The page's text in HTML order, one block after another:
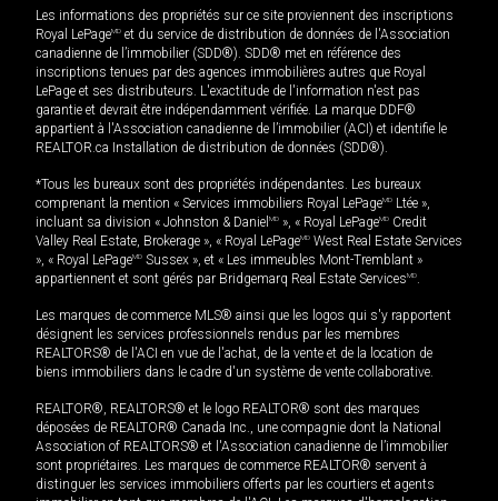
Les informations des propriétés sur ce site proviennent des inscriptions
Royal LePageMD et du service de distribution de données de l'Association
canadienne de l’immobilier (SDD®). SDD® met en référence des
inscriptions tenues par des agences immobilières autres que Royal
LePage et ses distributeurs. L'exactitude de l'information n'est pas
garantie et devrait être indépendamment vérifiée. La marque DDF®
appartient à l'Association canadienne de l’immobilier (ACI) et identifie le
REALTOR.ca Installation de distribution de données (SDD®).
*Tous les bureaux sont des propriétés indépendantes. Les bureaux
comprenant la mention « Services immobiliers Royal LePageMD Ltée »,
incluant sa division « Johnston & Daniel MD », « Royal LePageMD Credit
Valley Real Estate, Brokerage », « Royal LePageMD West Real Estate Services
», « Royal LePageMD Sussex », et « Les immeubles Mont-Tremblant »
appartiennent et sont gérés par Bridgemarq Real Estate ServicesMD.
Les marques de commerce MLS® ainsi que les logos qui s'y rapportent
désignent les services professionnels rendus par les membres
REALTORS® de l'ACI en vue de l'achat, de la vente et de la location de
biens immobiliers dans le cadre d'un système de vente collaborative.
REALTOR®, REALTORS® et le logo REALTOR® sont des marques
déposées de REALTOR® Canada Inc., une compagnie dont la National
Association of REALTORS® et l'Association canadienne de l’immobilier
sont propriétaires. Les marques de commerce REALTOR® servent à
distinguer les services immobiliers offerts par les courtiers et agents